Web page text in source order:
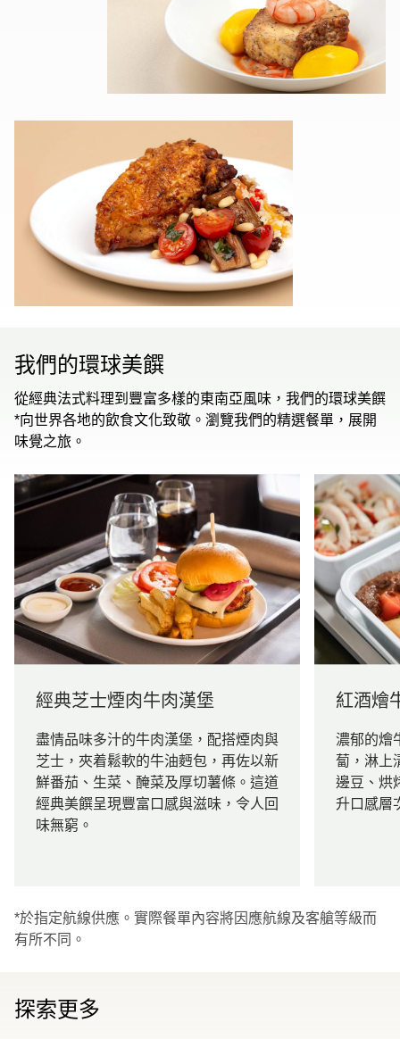
我們的環球美饌
從經典法式料理到豐富多樣的東南亞風味，我們的環球美饌
*向世界各地的飲食文化致敬。瀏覽我們的精選餐單，展開
味覺之旅。
經典芝士煙肉牛肉漢堡
盡情品味多汁的牛肉漢堡，配搭煙肉與
芝士，夾着鬆軟的牛油麪包，再佐以新
鮮番茄、生菜、醃菜及厚切薯條。這道
經典美饌呈現豐富口感與滋味，令人回
味無窮。
紅酒燴
濃郁的燴
蔔，淋上
邊豆、烘
升口感層
*於指定航線供應。實際餐單內容將因應航線及客艙等級而
有所不同。
探索更多